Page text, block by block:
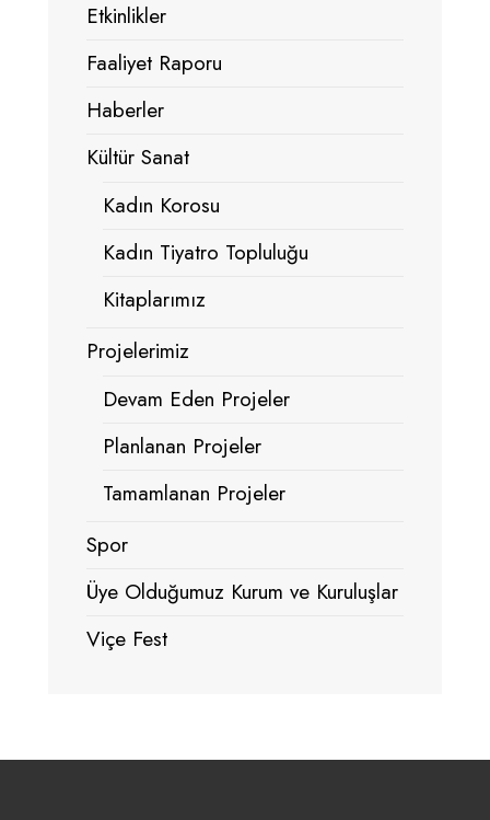
Etkinlikler
Faaliyet Raporu
Haberler
Kültür Sanat
Kadın Korosu
Kadın Tiyatro Topluluğu
Kitaplarımız
Projelerimiz
Devam Eden Projeler
Planlanan Projeler
Tamamlanan Projeler
Spor
Üye Olduğumuz Kurum ve Kuruluşlar
Viçe Fest